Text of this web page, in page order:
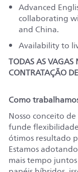
Advanced
collaborating
and China.
Availability to
TODAS AS VAGAS
CONTRATAÇÃO
Como
Nosso conceito
funde
ótimos resultado
Estamos
mais tempo